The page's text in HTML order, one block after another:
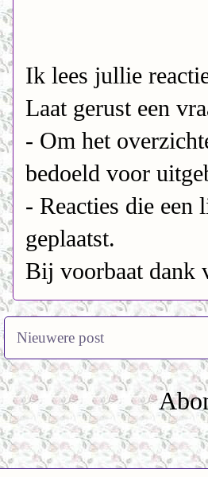
Ik lees jullie
Laat gerust een
- Om het
bedoeld voor
- Reacties die een
geplaatst.
Bij voorbaat dank
Nieuwere post